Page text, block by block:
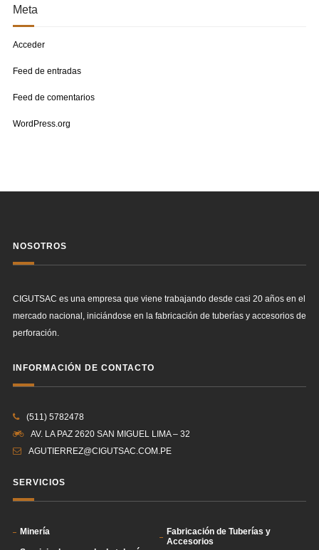
Meta
Acceder
Feed de entradas
Feed de comentarios
WordPress.org
NOSOTROS
CIGUTSAC es una empresa que viene trabajando desde casi 20 años en el
mercado nacional, iniciándose en la fabricación de tuberías y accesorios de
perforación.
INFORMACIÓN DE CONTACTO
(511) 5782478
AV. LA PAZ 2620 SAN MIGUEL LIMA – 32
AGUTIERREZ@CIGUTSAC.COM.PE
SERVICIOS
Minería
Fabricación de Tuberías y
Accesorios